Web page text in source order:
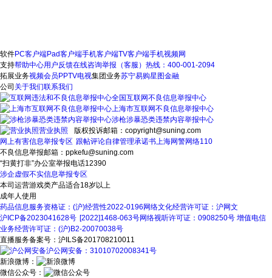
软件PC客户端Pad客户端手机客户端TV客户端手机视频网
支持帮助中心用户反馈在线咨询举报（客服）热线：400-001-2094
拓展业务视频会员 PPTV电视集团业务苏宁易购星图金融
公司 关于我们联系我们
全国互联网不良信息举报中心
上海市互联网不良信息举报中心
涉枪涉暴恐类违禁内容举报中心
营业执照
版权投诉邮箱：copyright@suning.com
跟帖评论自律管理承诺书
网上有害信息举报专区
上海网警网络110
不良信息举报邮箱：ppkefu@suning.com
“扫黄打非”办公室举报电话12390
涉企虚假不实信息举报专区
本司运营游戏类产品适合18岁以上
成年人使用
药品信息服务资格证：(沪)经营性2022-0196 网络文化经营许可证：沪网文
[2022]1468-063号
沪ICP备2023041628号 网络视听许可证：0908250号 增值电信
业务经营许可证：(沪)B2-20070038号
直播服务备案号：沪ILS备201708210011
沪公网安备：31010702008341号
新浪微博：
微信公众号：